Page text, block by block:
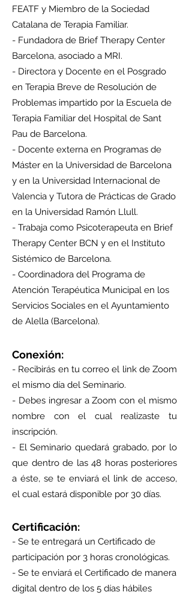
FEATF y Miembro de la Sociedad
Catalana de Terapia Familiar.
- Fundadora de Brief Therapy Center
Barcelona, asociado a MRI.
- Directora y Docente en el Posgrado
en Terapia Breve de Resolución de
Problemas impartido por la Escuela de
Terapia Familiar del Hospital de Sant
Pau de Barcelona.
- Docente externa en Programas de
Máster en la Universidad de Barcelona
y en la Universidad Internacional de
Valencia y Tutora de Prácticas de Grado
en la Universidad Ramón Llull.
- Trabaja como Psicoterapeuta en Brief
Therapy Center BCN y en el Instituto
Sistémico de Barcelona.
- Coordinadora del Programa de
Atención Terapéutica Municipal en los
Servicios Sociales en el Ayuntamiento
de Alella (Barcelona).
Conexión:
- Recibirás en tu correo el link de Zoom
el mismo día del Seminario.
- Debes ingresar a Zoom con el mismo
nombre con el cual realizaste tu
inscripción.
- El Seminario quedará grabado, por lo
que dentro de las 48 horas posteriores
a éste, se te enviará el link de acceso,
el cual estará disponible por 30 días.
Certificación:
- Se te entregará un Certificado de
participación por 3 horas cronológicas.
- Se te enviará el Certificado de manera
digital dentro de los 5 días hábiles